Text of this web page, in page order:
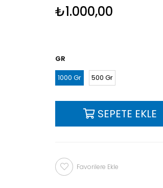
₺1.000,00
GR
1000 Gr
500 Gr
Favorilere Ekle